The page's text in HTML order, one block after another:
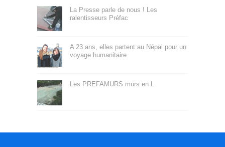
La Presse parle de nous ! Les
ralentisseurs Préfac
A 23 ans, elles partent au Népal pour un
voyage humanitaire
Les PREFAMURS murs en L